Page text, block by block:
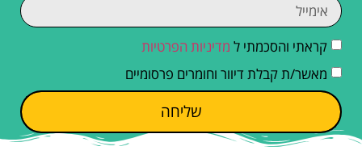
קראתי והסכמתי ל מדיניות הפרטיות
מאשר/ת קבלת דיוור וחומרים פרסומיים
שליחה